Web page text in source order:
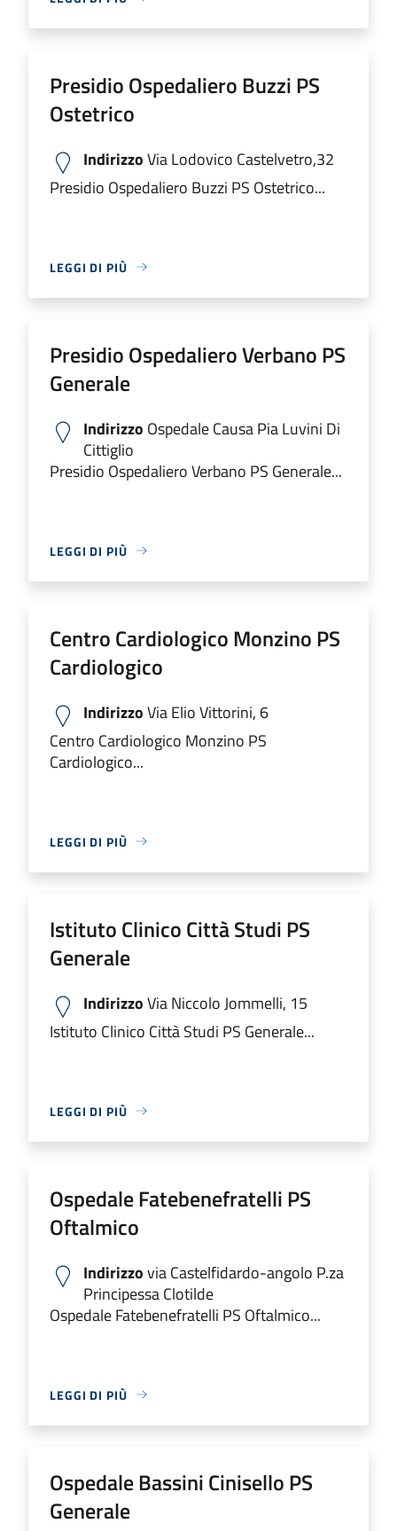
Presidio Ospedaliero Buzzi PS
Ostetrico
IndirizzoVia Lodovico Castelvetro,32
Presidio Ospedaliero Buzzi PS Ostetrico...
LEGGI DI PIÙ
Presidio Ospedaliero Verbano PS
Generale
Indirizzo Ospedale Causa Pia Luvini Di
Cittiglio
Presidio Ospedaliero Verbano PS Generale...
LEGGI DI PIÙ
Centro Cardiologico Monzino PS
Cardiologico
IndirizzoVia Elio Vittorini, 6
Centro Cardiologico Monzino PS
Cardiologico...
LEGGI DI PIÙ
Istituto Clinico Città Studi PS
Generale
IndirizzoVia Niccolo Jommelli, 15
Istituto Clinico Città Studi PS Generale...
LEGGI DI PIÙ
Ospedale Fatebenefratelli PS
Oftalmico
Indirizzovia Castelfidardo-angolo P.za
Principessa Clotilde
Ospedale Fatebenefratelli PS Oftalmico...
LEGGI DI PIÙ
Ospedale Bassini Cinisello PS
Generale